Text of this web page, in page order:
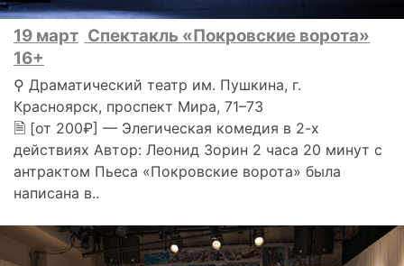
19 март Спектакль «Покровские ворота»
16+
⚲ Драматический театр им. Пушкина, г.
Красноярск, проспект Мира, 71–73
🗎 [от 200₽] — Элегическая комедия в 2-х
действиях Автор: Леонид Зорин 2 часа 20 минут с
антрактом Пьеса «Покровские ворота» была
написана в..